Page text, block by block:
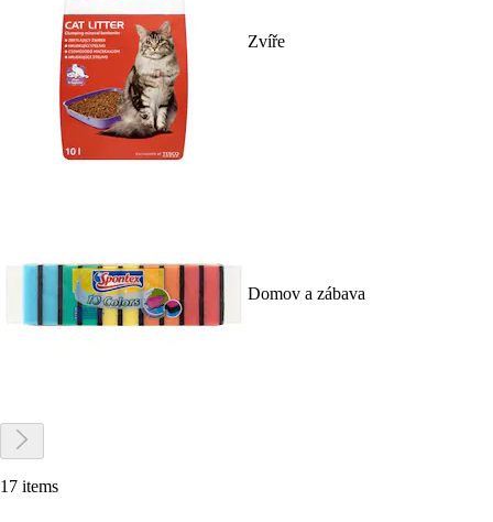
Zvíře
Domov a zábava
17 items